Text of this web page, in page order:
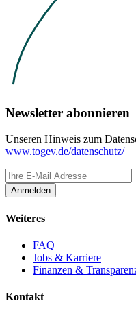
Newsletter abonnieren
Unseren Hinweis zum
www.togev.de/datenschutz/
Anmelden
Weiteres
FAQ
Jobs & Karriere
Finanzen &
Kontakt